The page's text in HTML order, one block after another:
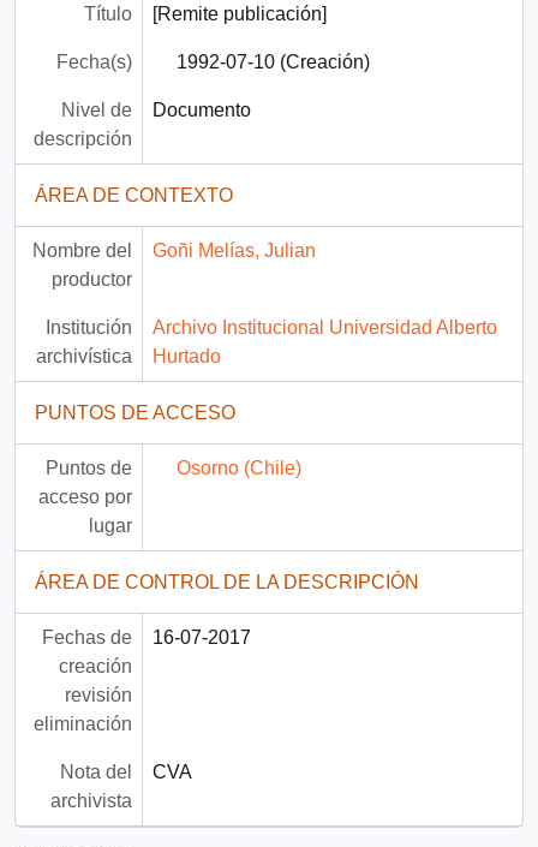
Título [Remite publicación]
Fecha(s) 1992-07-10 (Creación)
Nivel de
descripción
Documento
ÁREA DE CONTEXTO
Nombre del
productor
Goñi Melías, Julian
Institución
archivística
Archivo Institucional Universidad Alberto
Hurtado
PUNTOS DE ACCESO
Puntos de
acceso por
lugar
Osorno (Chile)
ÁREA DE CONTROL DE LA DESCRIPCIÓN
Fechas de
creación
revisión
eliminación
16-07-2017
Nota del
archivista
CVA